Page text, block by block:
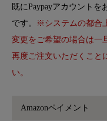
既にPaypayアカウント
です。
※システムの都合
変更をご希望の場合は一
再度ご注文いただくこと
い。
Amazonペイメント